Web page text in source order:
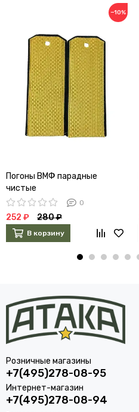
−10%
Погоны ВМФ парадные
чистые
0
252 ₽ 280 ₽
В корзину
Розничные магазины
+7(495)278-08-95
Интернет-магазин
+7(495)278-08-94